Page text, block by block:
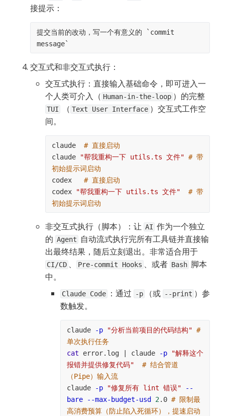
接提示：
提交当前的改动，写一个有意义的 `commit
message`
交互式和非交互式执行：
交互式执行：直接输入基础命令，即可进入一
个人类可介入（ Human-in-the-loop
TUI （ Text User Interface ）交互式工作空
间。
claude # 直接启动
claude
"帮我重构一下 utils.ts 文件" # 带
初始提示词启动
codex # 直接启动
codex
"帮我重构一下 utils.ts 文件"
# 带
初始提示词启动
非交互式执行（脚本）：让 AI 作为一个独立
的 Agent
自动流式执行完所有工具链并直接输
CI/CD 、 Pre-commit Hooks 、或者 Bash 脚本
中。
Claude Code ：通过 -p （或 --print ）参
数触发。
claude -p "分析当前项目的代码结构" #
单次执行任务
cat error.log | claude -p
"解释这个
报错并提供修复代码"
# 结合管道
（Pipe）输入流
claude
-p "修复所有 lint 错误"
--
bare
--max-budget-usd 2.0 # 限制最
高消费预算（防止陷入死循环），提速启动